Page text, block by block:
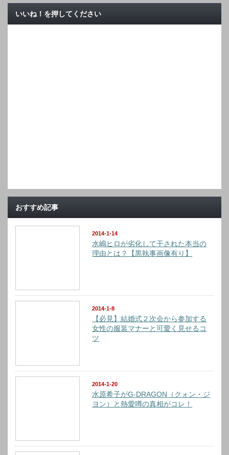
いいね！を押してください
おすすめ記事
2014-1-14
水嶋ヒロが劣化して干された本当の
理由とは？【黒執事画像有り】
2014-1-8
【必見】結婚式２次会から参加する
女性の服装マナーと可愛く見せるコ
ツ
2014-1-20
水原希子がG-DRAGON（クォン・ジ
ヨン）と熱愛噂の真相がコレ！